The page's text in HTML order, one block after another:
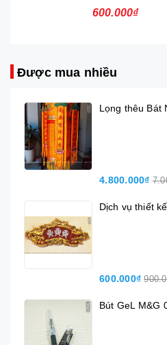
600.000₫
Được mua nhiều
Lọng thêu Bát
4.800.000₫
Dịch vụ thiết
600.000₫
Bút GeL M&G